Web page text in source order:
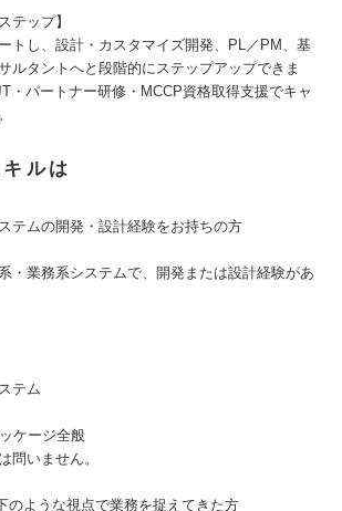
テップ】
トし、設計・カスタマイズ開発、PL／PM、基
ルタントへと段階的にステップアップできま
・パートナー研修・MCCP資格取得支援でキャ
ルは
テムの開発・設計経験をお持ちの方
・業務系システムで、開発または設計経験があ
テム
ケージ全般
問いません。
のような視点で業務を捉えてきた方